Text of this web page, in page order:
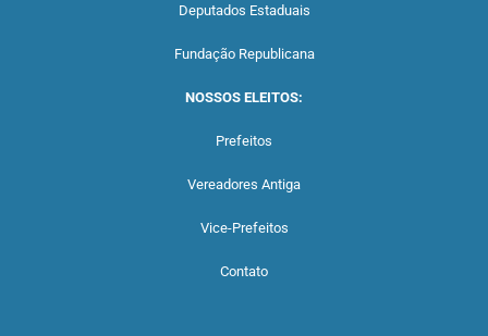
Deputados Estaduais
Fundação Republicana
NOSSOS ELEITOS:
Prefeitos
Vereadores Antiga
Vice-Prefeitos
Contato